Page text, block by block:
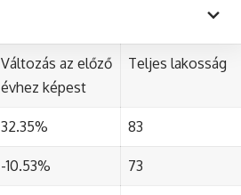
Változás az előző
évhez képest
Teljes lakosság
32.35% 83
-10.53% 73